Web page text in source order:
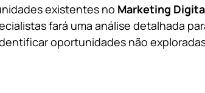
existentes no Marketing
fará uma análise detalhada
oportunidades não